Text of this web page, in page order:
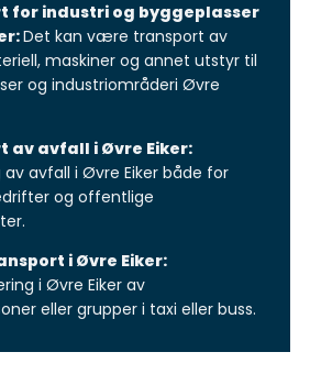
for industri og byggeplasser
Det kan være transport av
maskiner og annet utstyr til
og industriområderi Øvre
av avfall i Øvre Eiker:
av avfall i Øvre Eiker både for
og offentlige
i Øvre Eiker:
i Øvre Eiker av
eller grupper i taxi eller buss.